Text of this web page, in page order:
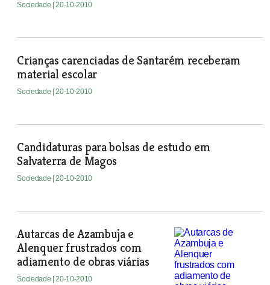
Sociedade | 20-10-2010
Crianças carenciadas de Santarém receberam
material escolar
Sociedade | 20-10-2010
Candidaturas para bolsas de estudo em
Salvaterra de Magos
Sociedade | 20-10-2010
Autarcas de Azambuja e
Alenquer frustrados com
adiamento de obras viárias
Sociedade | 20-10-2010